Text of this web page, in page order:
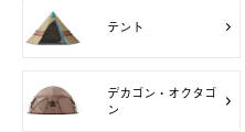
テント
デカゴン・オクタゴ
ン